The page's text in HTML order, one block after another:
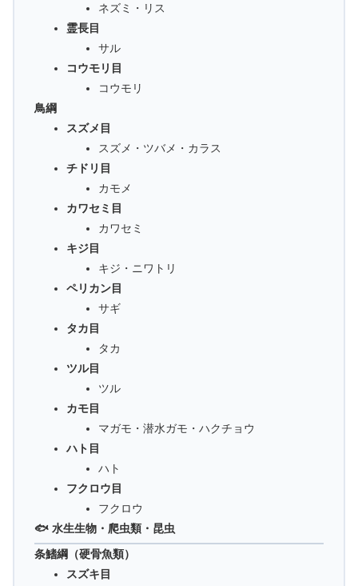
ネズミ・リス
霊長目
サル
コウモリ目
コウモリ
鳥綱
スズメ目
スズメ・ツバメ・カラス
チドリ目
カモメ
カワセミ目
カワセミ
キジ目
キジ・ニワトリ
ペリカン目
サギ
タカ目
タカ
ツル目
ツル
カモ目
マガモ・潜水ガモ・ハクチョウ
ハト目
ハト
フクロウ目
フクロウ
🐟 水生生物・爬虫類・昆虫
条鰭綱（硬骨魚類）
スズキ目